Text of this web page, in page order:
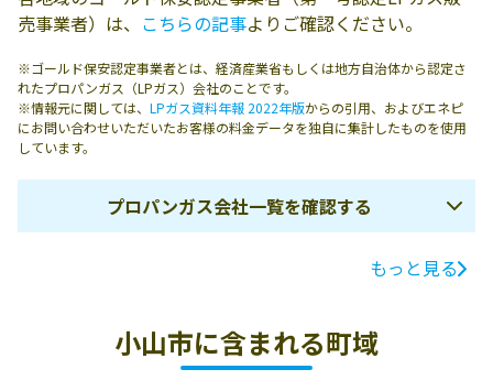
売事業者）は、 こちらの記事よりご確認ください。
※ゴールド保安認定事業者とは、経済産業省もしくは地方自治体から認定さ
れたプロパンガス（LPガス）会社のことです。
※情報元に関しては、 LPガス資料年報 2022年版からの引用、およびエネピ
にお問い合わせいただいたお客様の料金データを独自に集計したものを使用
しています。
プロパンガス会社一覧を確認する
電話番号
もっと見る
小山市に含まれる町域